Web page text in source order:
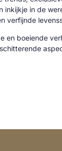
in de
verfijnde
en boeiende